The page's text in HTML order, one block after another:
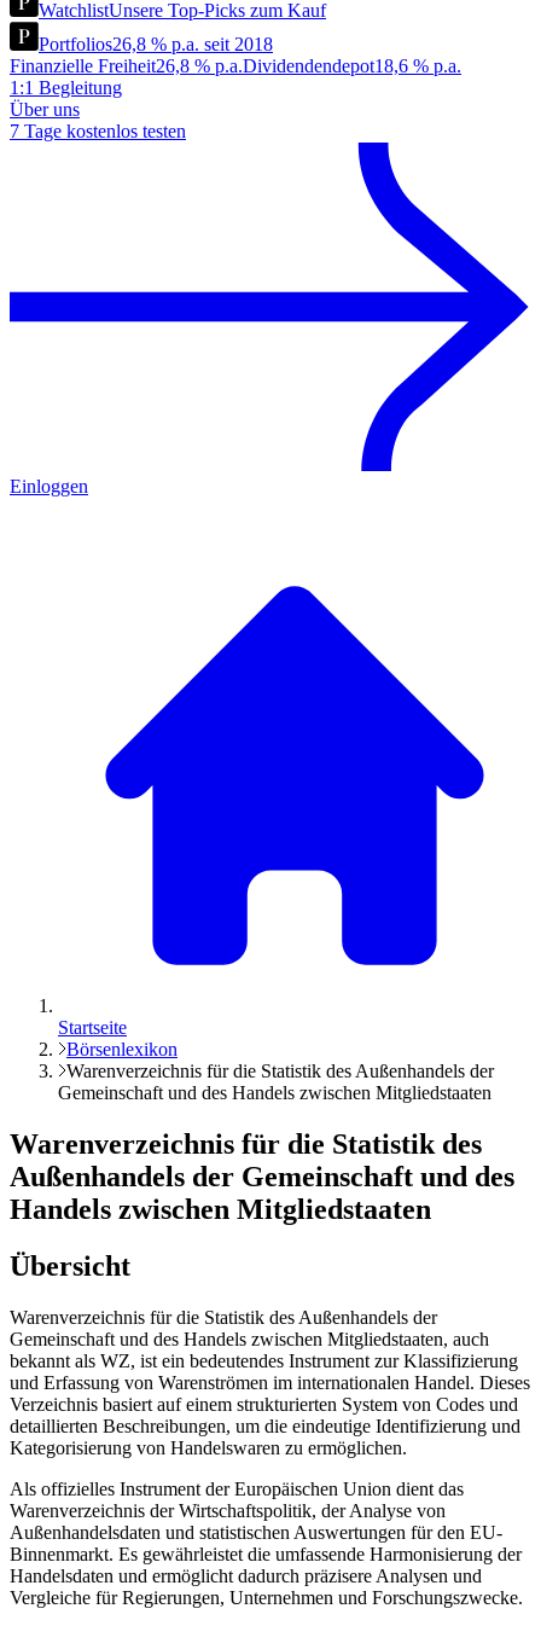
WatchlistUnsere Top-Picks zum Kauf
Portfolios26,8 % p.a. seit 2018
Finanzielle Freiheit26,8 % p.a.Dividendendepot18,6 % p.a.
1:1 Begleitung
Über uns
7 Tage kostenlos testen
Einloggen
Startseite
Börsenlexikon
Warenverzeichnis für die Statistik des Außenhandels der
Gemeinschaft und des Handels zwischen Mitgliedstaaten
Warenverzeichnis für die Statistik des
Außenhandels der Gemeinschaft und des
Handels zwischen Mitgliedstaaten
Übersicht
Warenverzeichnis für die Statistik des Außenhandels der
Gemeinschaft und des Handels zwischen Mitgliedstaaten, auch
bekannt als WZ, ist ein bedeutendes Instrument zur Klassifizierung
und Erfassung von Warenströmen im internationalen Handel. Dieses
Verzeichnis basiert auf einem strukturierten System von Codes und
detaillierten Beschreibungen, um die eindeutige Identifizierung und
Kategorisierung von Handelswaren zu ermöglichen.
Als offizielles Instrument der Europäischen Union dient das
Warenverzeichnis der Wirtschaftspolitik, der Analyse von
Außenhandelsdaten und statistischen Auswertungen für den EU-
Binnenmarkt. Es gewährleistet die umfassende Harmonisierung der
Handelsdaten und ermöglicht dadurch präzisere Analysen und
Vergleiche für Regierungen, Unternehmen und Forschungszwecke.